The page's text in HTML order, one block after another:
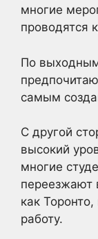
многие
проводятся
По выходным
самым
С другой
высокий
многие
переезжают
как
работу.